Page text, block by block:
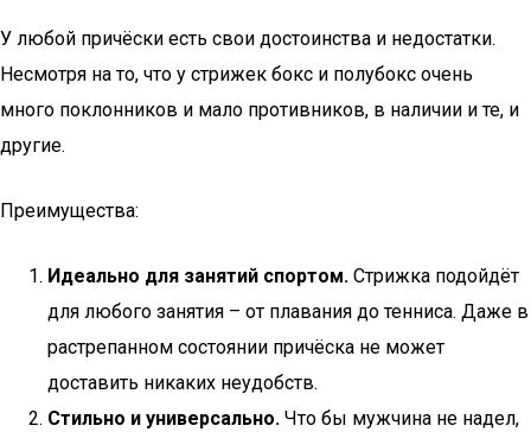
У любой причёски есть свои достоинства и недостатки.
Несмотря на то, что у стрижек бокс и полубокс очень
много поклонников и мало противников, в наличии и те, и
другие.
Преимущества:
Идеально для занятий спортом. Стрижка подойдёт
для любого занятия – от плавания до тенниса. Даже в
растрепанном состоянии причёска не может
доставить никаких неудобств.
Стильно и универсально. Что бы мужчина не надел,